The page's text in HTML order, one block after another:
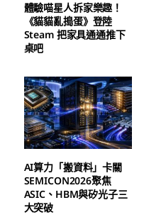
體驗喵星人拆家樂趣！
《貓貓亂搗蛋》登陸
Steam 把家具通通推下
桌吧
AI算力「搬資料」卡關
SEMICON2026聚焦
ASIC、HBM與矽光子三
大突破